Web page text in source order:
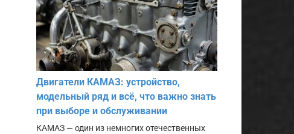
Двигатели КАМАЗ: устройство,
модельный ряд и всё, что важно знать
при выборе и обслуживании
КАМАЗ — один из немногих отечественных